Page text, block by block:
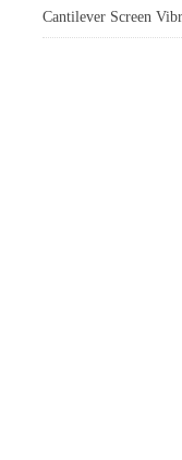
Cantilever Screen